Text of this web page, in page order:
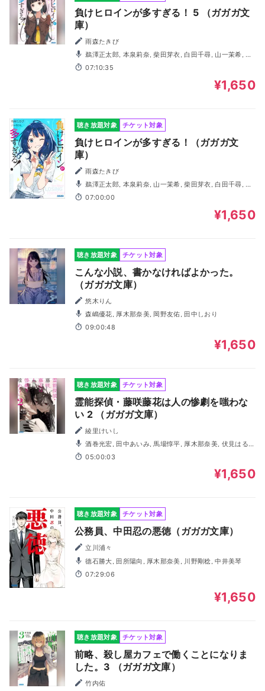
負けヒロインが多すぎる！ 5 （ガガガ文
庫）
雨森たきび
鵜澤正太郎, 本泉莉奈, 柴田芽衣, 白田千尋, 山一茉希, 籔
根依泉, 釜澤希莉, 伊駒ゆりえ, 森川真紗子, 山内平
07:10:35
¥1,650
聴き放題対象 チケット対象
負けヒロインが多すぎる！（ガガガ文
庫）
雨森たきび
鵜澤正太郎, 本泉莉奈, 山一茉希, 柴田芽衣, 白田千尋, 渡
辺けあき, 近衛秀馬, 伊駒ゆりえ, 釜澤希莉, 山内平
07:00:00
¥1,650
聴き放題対象 チケット対象
こんな小説、書かなければよかった。
（ガガガ文庫）
悠木りん
森嶋優花, 厚木那奈美, 岡野友佑, 田中しおり
09:00:48
¥1,650
聴き放題対象 チケット対象
霊能探偵・藤咲藤花は人の惨劇を嗤わな
い 2 （ガガガ文庫）
綾里けいし
酒巻光宏, 田中あいみ, 馬場惇平, 厚木那奈美, 伏見はる
香, 折原秋良, 小川華果
05:00:03
¥1,650
聴き放題対象 チケット対象
公務員、中田忍の悪徳（ガガガ文庫）
立川浦々
德石勝大, 田所陽向, 厚木那奈美, 川野剛稔, 中井美琴
07:29:06
¥1,650
聴き放題対象 チケット対象
前略、殺し屋カフェで働くことになりま
した。3 （ガガガ文庫）
竹内佑